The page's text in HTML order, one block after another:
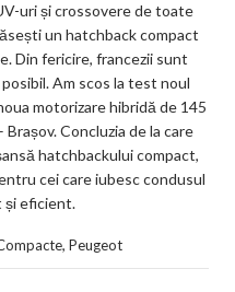
uri și crossovere de toate
un hatchback compact
Din fericire, francezii sunt
Am scos la test noul
motorizare hibridă de 145
Concluzia de la care
hatchbackului compact,
cei care iubesc condusul
și eficient.
, Peugeot